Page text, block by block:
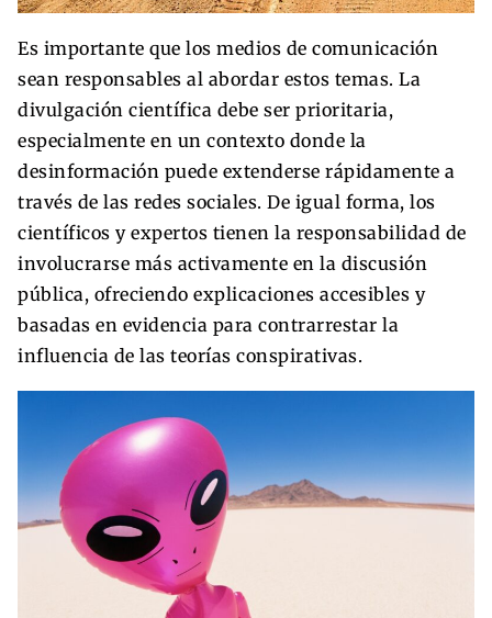
Es importante que los medios de comunicación
sean responsables al abordar estos temas. La
divulgación científica debe ser prioritaria,
especialmente en un contexto donde la
desinformación puede extenderse rápidamente a
través de las redes sociales. De igual forma, los
científicos y expertos tienen la responsabilidad de
involucrarse más activamente en la discusión
pública, ofreciendo explicaciones accesibles y
basadas en evidencia para contrarrestar la
influencia de las teorías conspirativas.